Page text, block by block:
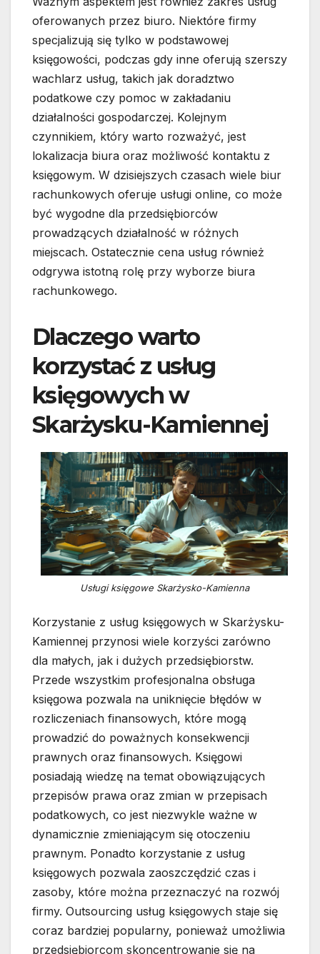
oferowanych przez biuro. Niektóre firmy
specjalizują się tylko w podstawowej
księgowości, podczas gdy inne oferują szerszy
wachlarz usług, takich jak doradztwo
podatkowe czy pomoc w zakładaniu
działalności gospodarczej. Kolejnym
czynnikiem, który warto rozważyć, jest
lokalizacja biura oraz możliwość kontaktu z
księgowym. W dzisiejszych czasach wiele biur
rachunkowych oferuje usługi online, co może
być wygodne dla przedsiębiorców
prowadzących działalność w różnych
miejscach. Ostatecznie cena usług również
odgrywa istotną rolę przy wyborze biura
rachunkowego.
Dlaczego warto
korzystać z usług
księgowych w
Skarżysku-Kamiennej
Usługi księgowe Skarżysko-Kamienna
Korzystanie z usług księgowych w Skarżysku-
Kamiennej przynosi wiele korzyści zarówno
dla małych, jak i dużych przedsiębiorstw.
Przede wszystkim profesjonalna obsługa
księgowa pozwala na uniknięcie błędów w
rozliczeniach finansowych, które mogą
prowadzić do poważnych konsekwencji
prawnych oraz finansowych. Księgowi
posiadają wiedzę na temat obowiązujących
przepisów prawa oraz zmian w przepisach
podatkowych, co jest niezwykle ważne w
dynamicznie zmieniającym się otoczeniu
prawnym. Ponadto korzystanie z usług
księgowych pozwala zaoszczędzić czas i
zasoby, które można przeznaczyć na rozwój
firmy. Outsourcing usług księgowych staje się
coraz bardziej popularny, ponieważ umożliwia
przedsiębiorcom skoncentrowanie się na